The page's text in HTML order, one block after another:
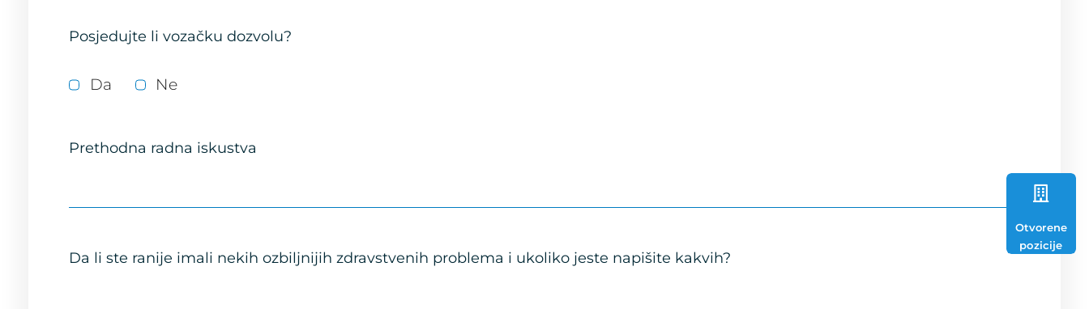
Posjedujte li vozačku dozvolu?
Da Ne
Prethodna radna iskustva
Da li ste ranije imali nekih ozbiljnijih zdravstvenih problema i ukoliko jeste napišite kakvih?
Otvorene
pozicije